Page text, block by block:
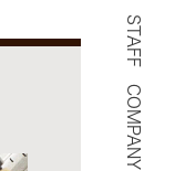
STAFF
COMPANY